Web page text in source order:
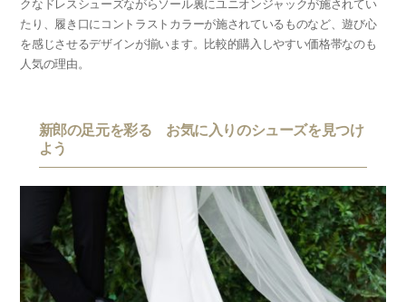
クなドレスシューズながらソール裏にユニオンジャックが施されてい
たり、履き口にコントラストカラーが施されているものなど、遊び心
を感じさせるデザインが揃います。比較的購入しやすい価格帯なのも
人気の理由。
新郎の足元を彩る お気に入りのシューズを見つけ
よう